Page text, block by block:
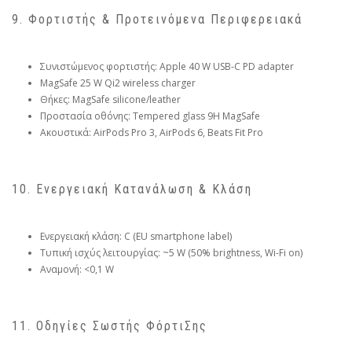
9. Φορτιστής & Προτεινόμενα Περιφερειακά
Συνιστώμενος φορτιστής: Apple 40 W USB-C PD adapter
MagSafe 25 W Qi2 wireless charger
Θήκες: MagSafe silicone/leather
Προστασία οθόνης: Tempered glass 9H MagSafe
Ακουστικά: AirPods Pro 3, AirPods 6, Beats Fit Pro
10. Ενεργειακή Κατανάλωση & Κλάση
Ενεργειακή κλάση: C (EU smartphone label)
Τυπική ισχύς λειτουργίας: ~5 W (50% brightness, Wi-Fi on)
Αναμονή: <0,1 W
11. Οδηγίες Σωστής ΦόρτιΣης